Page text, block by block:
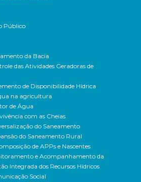
Público
da Bacia
das Atividades Geradoras de
de Disponibilidade Hídrica
na agricultura
de Água
com as Cheias
do Saneamento
do Saneamento Rural
de APPs e Nascentes
e Acompanhamento da
Integrada dos Recursos Hídricos
Social